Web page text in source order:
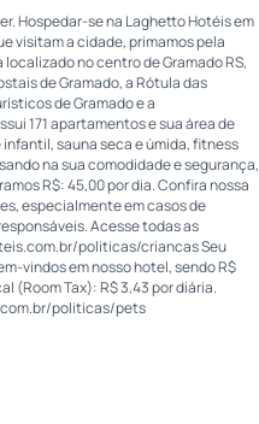
Hospedar-se na Laghetto Hotéis em
visitam a cidade, primamos pela
no centro de Gramado RS,
de Gramado, a Rótula das
de Gramado e a
171 apartamentos e sua área de
sauna seca e úmida, fitness
na sua comodidade e segurança,
R$: 45,00 por dia. Confira nossa
especialmente em casos de
Acesse todas as
politicas/criancas Seu
vindos em nosso hotel, sendo R$
(Room Tax): R$ 3,43 por diária.
politicas/pets